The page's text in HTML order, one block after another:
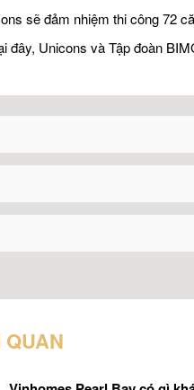
sẽ đảm nhiệm thi công 72
đây, Unicons và Tập đoàn